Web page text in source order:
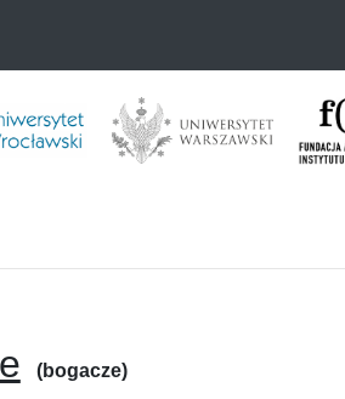
(bogacze)